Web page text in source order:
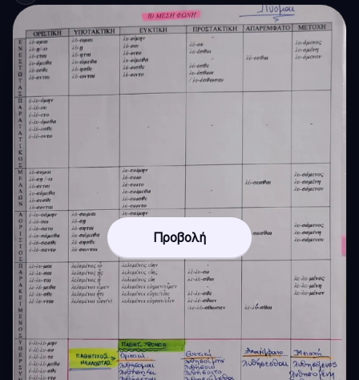
Προβολή